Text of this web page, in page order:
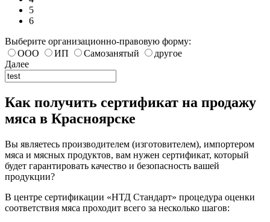
5
6
Выберите организационно-правовую форму:
ООО
ИП Самозанятый
другое
Далее
Как получить сертификат на продажу
мяса в Красноярске
Вы являетесь производителем (изготовителем), импортером
мяса и мясных продуктов, вам нужен сертификат, который
будет гарантировать качество и безопасность вашей
продукции?
В центре сертификации «НТД Стандарт» процедура оценки
соответствия мяса проходит всего за несколько шагов: